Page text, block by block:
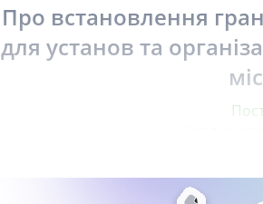
Про встановлення
для установ та